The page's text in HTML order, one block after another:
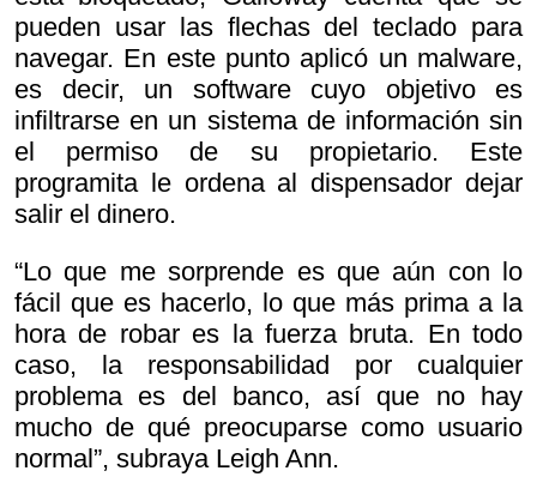
pueden usar las flechas del teclado para
navegar. En este punto aplicó un malware,
es decir, un software cuyo objetivo es
infiltrarse en un sistema de información sin
el permiso de su propietario. Este
programita le ordena al dispensador dejar
salir el dinero.
“Lo que me sorprende es que aún con lo
fácil que es hacerlo, lo que más prima a la
hora de robar es la fuerza bruta. En todo
caso, la responsabilidad por cualquier
problema es del banco, así que no hay
mucho de qué preocuparse como usuario
normal”, subraya Leigh Ann.